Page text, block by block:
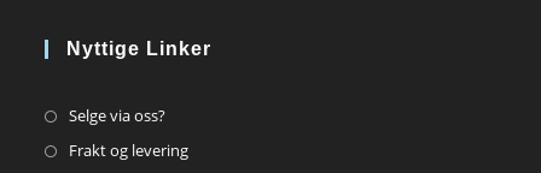
Nyttige Linker
Selge via oss?Opens
in
Frakt og leveringOpens